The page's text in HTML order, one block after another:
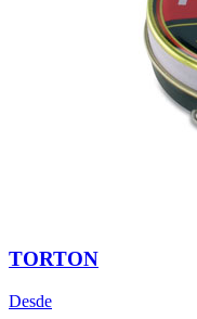
TORTON
Desde